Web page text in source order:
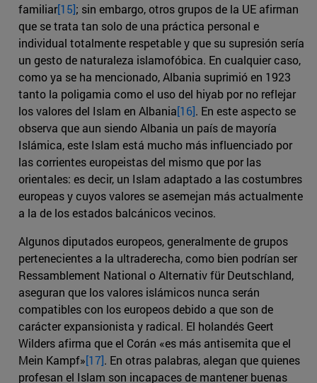
familiar[15]; sin embargo, otros grupos de la UE afirman
que se trata tan solo de una práctica personal e
individual totalmente respetable y que su supresión sería
un gesto de naturaleza islamofóbica. En cualquier caso,
como ya se ha mencionado, Albania suprimió en 1923
tanto la poligamia como el uso del hiyab por no reflejar
los valores del Islam en Albania[16]. En este aspecto se
observa que aun siendo Albania un país de mayoría
Islámica, este Islam está mucho más influenciado por
las corrientes europeistas del mismo que por las
orientales: es decir, un Islam adaptado a las costumbres
europeas y cuyos valores se asemejan más actualmente
a la de los estados balcánicos vecinos.
Algunos diputados europeos, generalmente de grupos
pertenecientes a la ultraderecha, como bien podrían ser
Ressamblement National o Alternativ für Deutschland,
aseguran que los valores islámicos nunca serán
compatibles con los europeos debido a que son de
carácter expansionista y radical. El holandés Geert
Wilders afirma que el Corán «es más antisemita que el
Mein Kampf»[17]. En otras palabras, alegan que quienes
profesan el Islam son incapaces de mantener buenas